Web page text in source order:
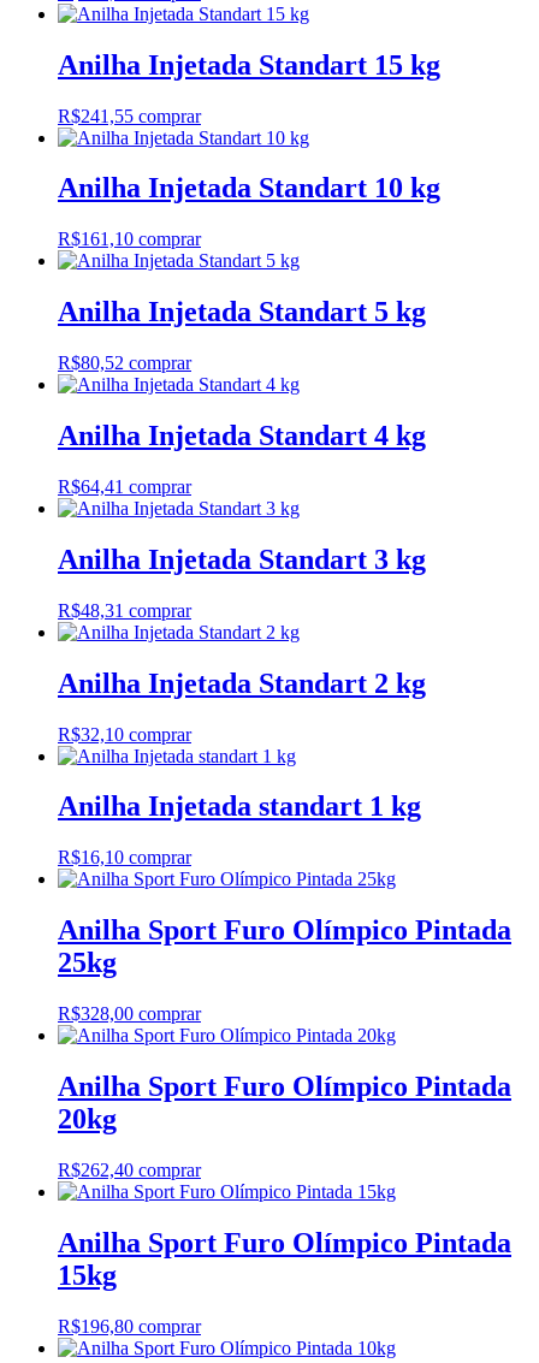
Anilha Injetada Standart 15 kg
R$241,55 comprar
Anilha Injetada Standart 10 kg
R$161,10 comprar
Anilha Injetada Standart 5 kg
R$80,52 comprar
Anilha Injetada Standart 4 kg
R$64,41 comprar
Anilha Injetada Standart 3 kg
R$48,31 comprar
Anilha Injetada Standart 2 kg
R$32,10 comprar
Anilha Injetada standart 1 kg
R$16,10 comprar
Anilha Sport Furo Olímpico Pintada
25kg
R$328,00 comprar
Anilha Sport Furo Olímpico Pintada
20kg
R$262,40 comprar
Anilha Sport Furo Olímpico Pintada
15kg
R$196,80 comprar